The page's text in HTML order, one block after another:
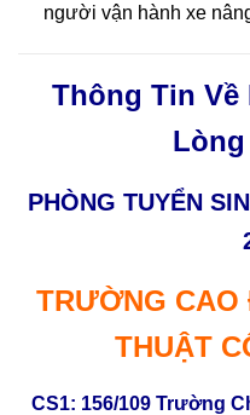
người vận hành xe
Thông Tin Về
Lòng
PHÒNG TUYỂN
TRƯỜNG
THUẬT
CS1: 156/109 Trường